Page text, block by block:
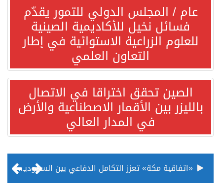
عام / المجلس الدولي للتمور يقدّم
فسائل نخيل للأكاديمية الصينية
للعلوم الزراعية الاستوائية في إطار
التعاون العلمي
الصين تحقق اختراقا في الاتصال
بالليزر بين الأقمار الاصطناعية والأرض
في المدار العالي
«اتفاقية مكة» تعزز التكامل الدفاعي بين السعودية وتركيا وباكستان